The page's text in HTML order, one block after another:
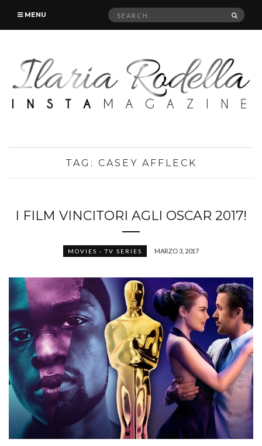
MENU
Search
TAG: CASEY AFFLECK
I FILM VINCITORI AGLI OSCAR 2017!
MOVIES - TV SERIES MARZO 3, 2017